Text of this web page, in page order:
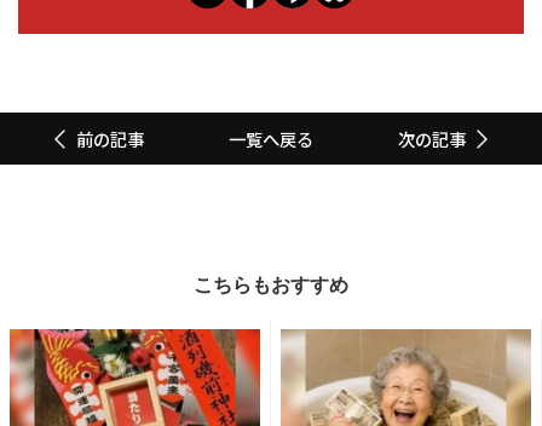
前の記事 一覧へ戻る 次の記事
こちらもおすすめ